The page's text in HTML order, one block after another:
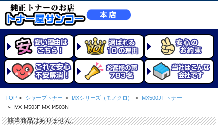
TOP > シャープトナー > MXシリーズ（モノクロ） > MX500JT トナー
> MX-M503F MX-M503N
該当商品はありません。